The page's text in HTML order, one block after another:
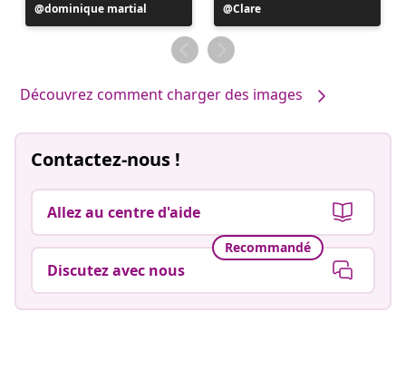
Publication
publiée
dominique martial
Publication
publiée
par
Clare
Découvrez comment charger des images
Contactez-nous !
Allez au centre d'aide
Recommandé
Discutez avec nous